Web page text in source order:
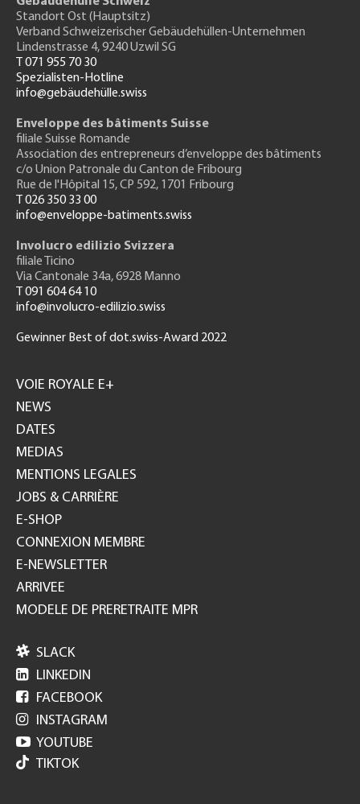
Standort Ost (Hauptsitz)
Verband Schweizerischer Gebäudehüllen-Unternehmen
Lindenstrasse 4, 9240 Uzwil SG
T 071 955 70 30
Spezialisten-Hotline
info@gebäudehülle.swiss
Enveloppe des bâtiments Suisse
filiale Suisse Romande
Association des entrepreneurs d’enveloppe des bâtiments
c/o Union Patronale du Canton de Fribourg
Rue de l'Hôpital 15, CP 592, 1701 Fribourg
T 026 350 33 00
info@enveloppe-batiments.swiss
Involucro edilizio Svizzera
filiale Ticino
Via Cantonale 34a, 6928 Manno
T 091 604 64 10
info@involucro-edilizio.swiss
Gewinner Best of dot.swiss-Award 2022
GH
VOIE ROYALE E+
NEWS
DATES
MEDIAS
MENTIONS LEGALES
JOBS & CARRIÈRE
E-SHOP
CONNEXION MEMBRE
E-NEWSLETTER
ARRIVEE
MODELE DE PRERETRAITE MPR
 SLACK
 LINKEDIN
 FACEBOOK
 INSTAGRAM
 YOUTUBE
TIKTOK